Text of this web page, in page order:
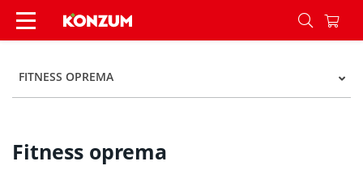
Fitness oprema - Kategorije - Konzum
FITNESS OPREMA
Fitness oprema